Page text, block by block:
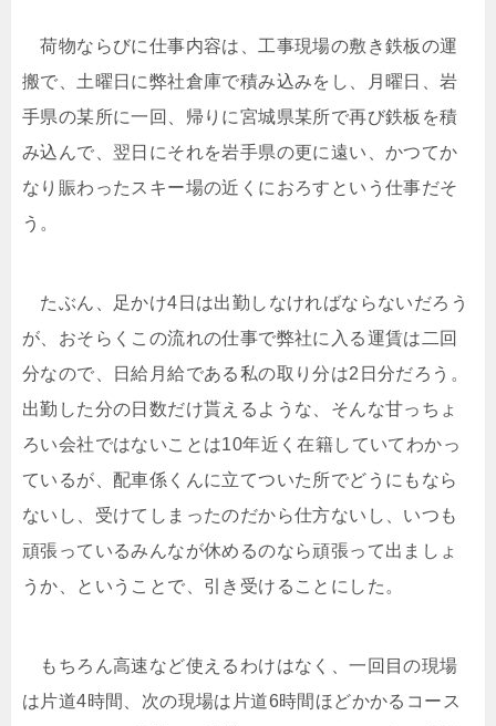
荷物ならびに仕事内容は、工事現場の敷き鉄板の運
搬で、土曜日に弊社倉庫で積み込みをし、月曜日、岩
手県の某所に一回、帰りに宮城県某所で再び鉄板を積
み込んで、翌日にそれを岩手県の更に遠い、かつてか
なり賑わったスキー場の近くにおろすという仕事だそ
う。
たぶん、足かけ4日は出勤しなければならないだろう
が、おそらくこの流れの仕事で弊社に入る運賃は二回
分なので、日給月給である私の取り分は2日分だろう。
出勤した分の日数だけ貰えるような、そんな甘っちょ
ろい会社ではないことは10年近く在籍していてわかっ
ているが、配車係くんに立てついた所でどうにもなら
ないし、受けてしまったのだから仕方ないし、いつも
頑張っているみんなが休めるのなら頑張って出ましょ
うか、ということで、引き受けることにした。
もちろん高速など使えるわけはなく、一回目の現場
は片道4時間、次の現場は片道6時間ほどかかるコース